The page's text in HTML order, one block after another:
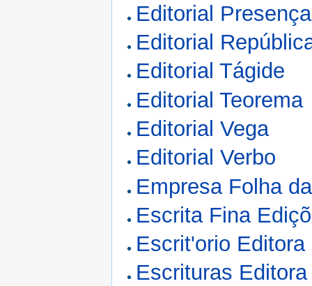
Editorial Presença
Editorial
Editorial Tágide
Editorial Teorema
Editorial Vega
Editorial Verbo
Empresa Folha
Escrita Fina
Escrit'orio Editora
Escrituras Editora